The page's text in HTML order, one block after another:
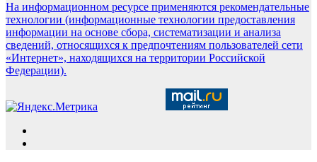
На информационном ресурсе применяются рекомендательные
технологии (информационные технологии предоставления
информации на основе сбора, систематизации и анализа
сведений, относящихся к предпочтениям пользователей сети
«Интернет», находящихся на территории Российской
Федерации).